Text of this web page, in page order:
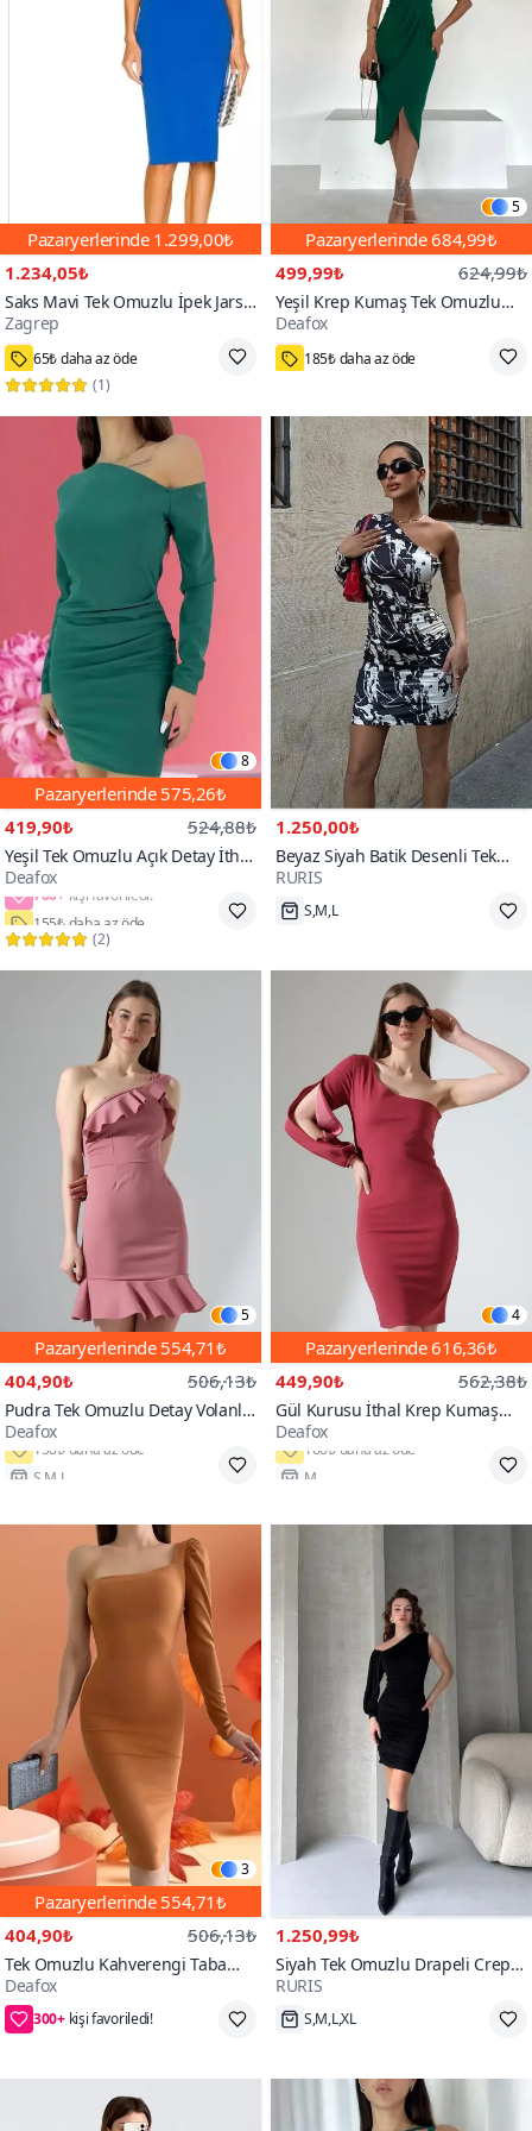
Pazaryerlerinde 1.299,00₺
1.234,05₺
Saks Mavi Tek Omuzlu İpek Jarse
Midi Elbise
Zagrep
100+
65₺ daha az öde
(1)
5
Pazaryerlerinde684,99₺
499,99₺
624,99₺
Yeşil Krep Kumaş Tek Omuzlu
Yırtmaç Detay Midi Boy Elbise
Deafox
1000+
185₺ daha az öde
8
Pazaryerlerinde 575,26₺
419,90₺
524,88₺
Yeşil Tek Omuzlu Açık Detay İthal
Krep Kumaş Uzun Kollu Mini
Elbise
Deafox
700+
155₺ daha az öde
(2)
1.250,00₺
Beyaz Siyah Batik Desenli Tek
Omuzlu Büzgülü Mini Elbise
RURIS
S,M,L
5
Pazaryerlerinde 554,71₺
404,90₺
506,13₺
Pudra Tek Omuzlu Detay Volanlı
Krep Kumaş Mini Elbise
Deafox
4
Pazaryerlerinde616,36₺
449,90₺
562,38₺
Gül Kurusu İthal Krep Kumaş
Tek Omuzlu Kol Detay Mini
Elbise
Deafox
3
Pazaryerlerinde 554,71₺
404,90₺
506,13₺
Tek Omuzlu Kahverengi Taba
Midi Boy Krep Kumaş Elbise
Deafox
300+
150₺ daha az öde
1.250,99₺
Siyah Tek Omuzlu Drapeli Crep
Mini Elbise
RURIS
S,M,L,XL